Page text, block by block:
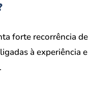
forte recorrência de
à experiência e